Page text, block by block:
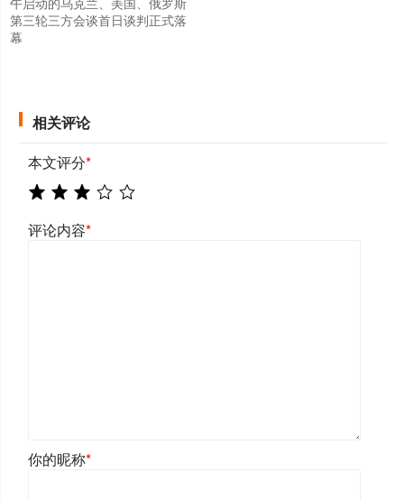
第三轮三方会谈首日谈判正式落
幕
相关评论
本文评分*
评论内容*
你的昵称*